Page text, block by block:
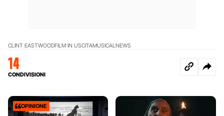
CLINT EASTWOODFILM IN USCITAMUSICALNEWS
14
CONDIVISIONI
OPINIONE